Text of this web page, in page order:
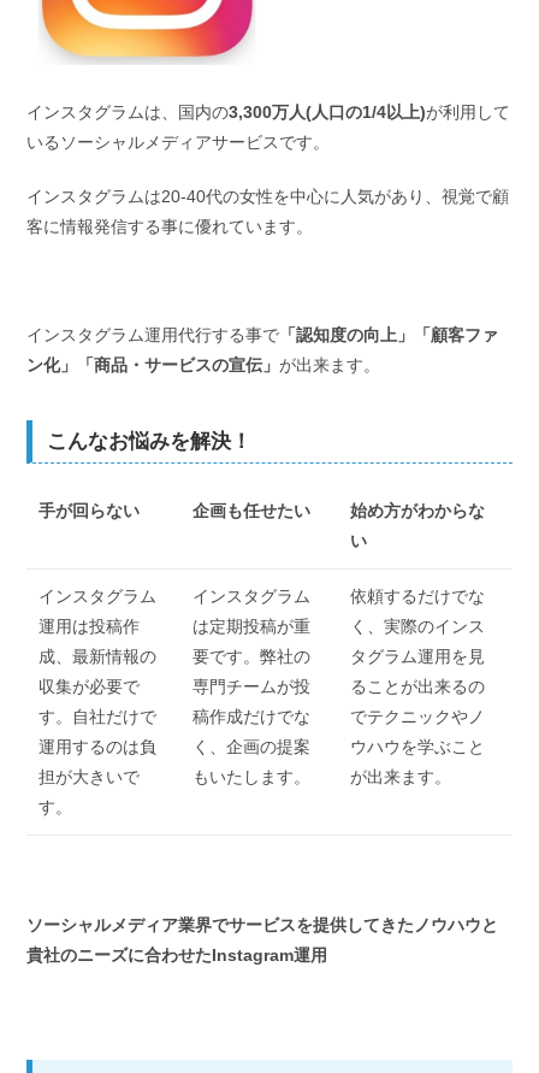
インスタグラムは、国内の3,300万人(人口の1/4以上)が利用して
いるソーシャルメディアサービスです。
インスタグラムは20-40代の女性を中心に人気があり、視覚で顧
客に情報発信する事に優れています。
インスタグラム運用代行する事で 「認知度の向上」「顧客ファ
ン化」「商品・サービスの宣伝」が出来ます。
こんなお悩みを解決！
手が回らない 企画も任せたい
始め方がわからな
い
インスタグラム
運用は投稿作
成、最新情報の
収集が必要で
す。自社だけで
運用するのは負
担が大きいで
す。
インスタグラム
は定期投稿が重
要です。弊社の
専門チームが投
稿作成だけでな
く、企画の提案
もいたします。
依頼するだけでな
く、実際のインス
タグラム運用を見
ることが出来るの
でテクニックやノ
ウハウを学ぶこと
が出来ます。
ソーシャルメディア業界でサービスを提供してきたノウハウと
貴社のニーズに合わせたInstagram運用